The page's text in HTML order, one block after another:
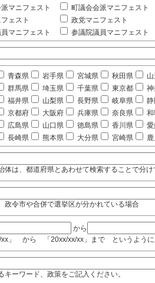
マニフェスト
町議会会派マニフェスト
ェスト
政党マニフェスト
マニフェスト
参議院議員マニフェスト
青森県 岩手県 宮城県 秋田県
群馬県 埼玉県 千葉県 東京都
福井県 山梨県 長野県 岐阜県
京都府 大阪府 兵庫県 奈良県
広島県 山口県 徳島県 香川県
長崎県 熊本県 大分県 宮崎県
は、都道府県とあわせて検索することで分け
政令市や合併で選挙区が分かれている場合
から
」 から 「20xx/xx/xx」まで というように
ーワード、政策をご記入ください。